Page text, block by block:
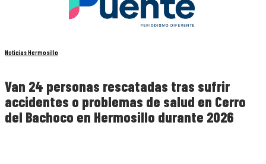
Noticias Hermosillo
Van 24 personas rescatadas tras sufrir
accidentes o problemas de salud en Cerro
del Bachoco en Hermosillo durante 2026